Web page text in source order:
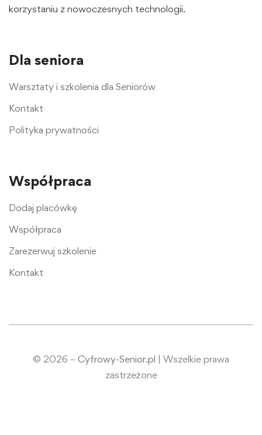
korzystaniu z nowoczesnych technologii.
Dla seniora
Warsztaty i szkolenia dla Seniorów
Kontakt
Polityka prywatności
Współpraca
Dodaj placówkę
Współpraca
Zarezerwuj szkolenie
Kontakt
© 2026 – Cyfrowy-Senior.pl | Wszelkie prawa
zastrzeżone